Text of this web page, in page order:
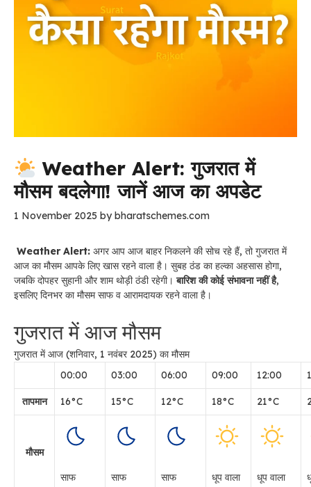
Weather Alert: गुजरात में
मौसम बदलेगा! जानें आज का अपडेट
1 November 2025 bybharatschemes.com
Weather Alert: अगर आप आज बाहर निकलने की सोच रहे हैं, तो गुजरात में
आज का मौसम आपके लिए खास रहने वाला है। सुबह ठंड का हल्का अहसास होगा,
जबकि दोपहर सुहानी और शाम थोड़ी ठंडी रहेगी।बारिश की कोई संभावना नहीं है,
इसलिए दिनभर का मौसम साफ व आरामदायक रहने वाला है।
गुजरात में आज मौसम
गुजरात में आज (शनिवार, 1 नवंबर 2025) का मौसम
00:00
03:00 06:00 09:00 12:00
तापमान 16°C 15°C 12°C 18°C 21°C
मौसम
साफ
साफ साफ धूप वाला धूप वाला